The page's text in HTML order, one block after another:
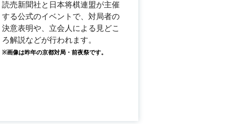
読売新聞社と日本将棋連盟が主催
する公式のイベントで、対局者の
決意表明や、立会人による見どこ
ろ解説などが行われます。
※画像は昨年の京都対局・前夜祭です。